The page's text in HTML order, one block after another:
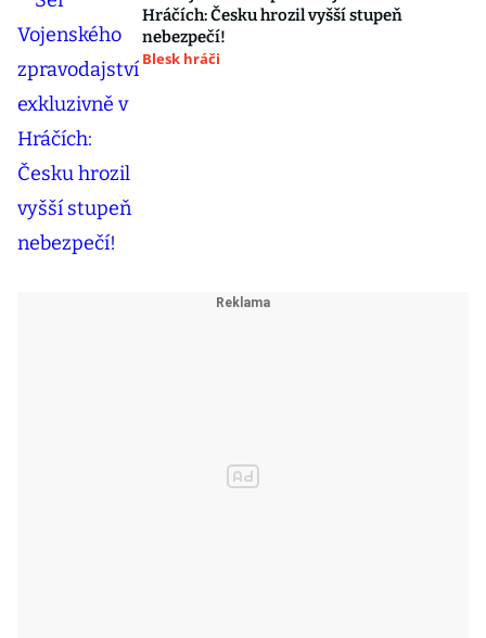
Hráčích: Česku hrozil vyšší stupeň
nebezpečí!
Blesk hráči